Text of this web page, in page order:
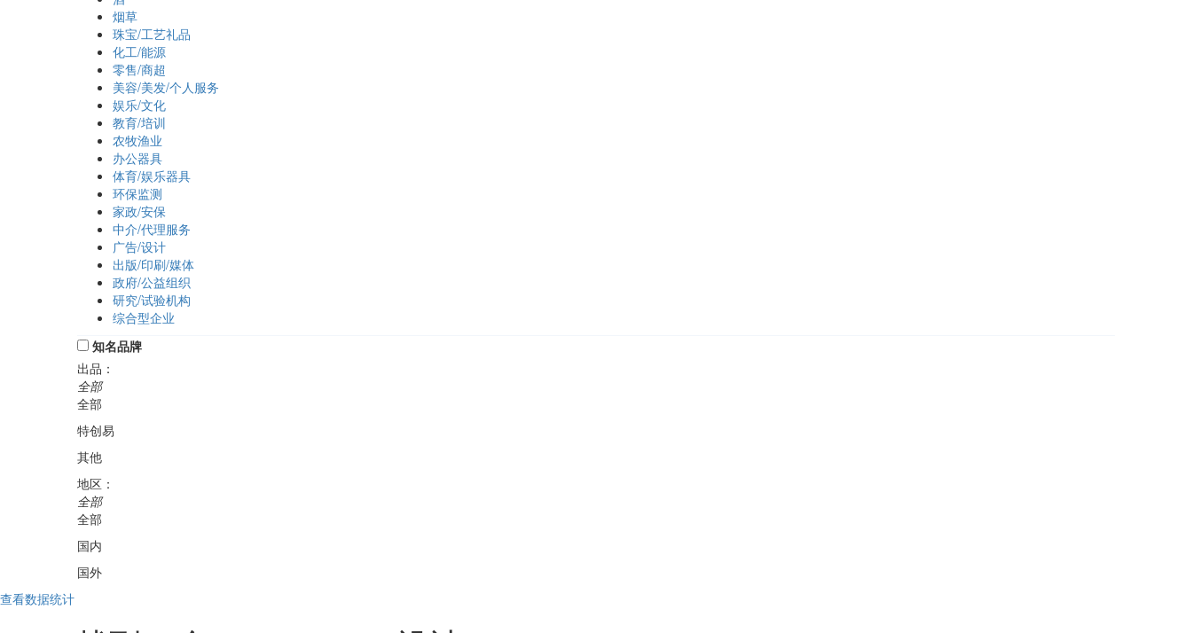
烟草
珠宝/工艺礼品
化工/能源
零售/商超
美容/美发/个人服务
娱乐/文化
教育/培训
农牧渔业
办公器具
体育/娱乐器具
环保监测
家政/安保
中介/代理服务
广告/设计
出版/印刷/媒体
政府/公益组织
研究/试验机构
综合型企业
知名品牌
出品：
全部
全部
特创易
其他
地区：
全部
全部
国内
国外
查看数据统计